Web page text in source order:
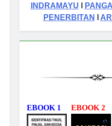
INDRAMAYU
PENERBITAN
EBOOK 1 EBOOK 2